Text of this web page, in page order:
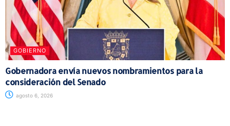
GOBIERNO
Gobernadora envía nuevos nombramientos para la
consideración del Senado
agosto 6, 2026